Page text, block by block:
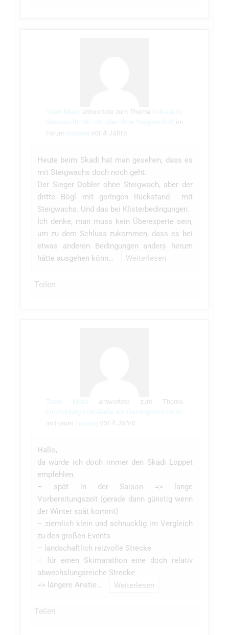
Toem Maier antwortete zum Thema Volksläufe
(klassisch): Ski mit oder ohne Steigwachs!?
im
Forum Material vor 4 Jahre
Heute beim Skadi hat man gesehen, dass es
mit Steigwachs doch noch geht.
Der Sieger Dobler ohne Steigwach, aber der
dritte Bögl mit geringen Rückstand mit
Steigwachs. Und das bei Klisterbedingungen.
Ich denke, man muss kein Überexperte sein,
um zu dem Schluss zukommen, dass es bei
etwas anderen Bedingungen anders herum
hätte ausgehen könn…
Weiterlesen
Teilen
Toem Maier
antwortete zum Thema
Empfehlung Volksläufe als Trainingsmotivation
im Forum Training vor 4 Jahre
Hallo,
da würde ich doch immer den Skadi Loppet
empfehlen.
– spät in der Saison => lange
Vorbereitungszeit (gerade dann günstig wenn
der Winter spät kommt)
– ziemlich klein und schnucklig im Vergleich
zu den großen Events
– landschaftlich reizvolle Strecke
– für einen Skimarathon eine doch relativ
abwechslungsreiche Strecke
=> längere Anstie…
Weiterlesen
Teilen